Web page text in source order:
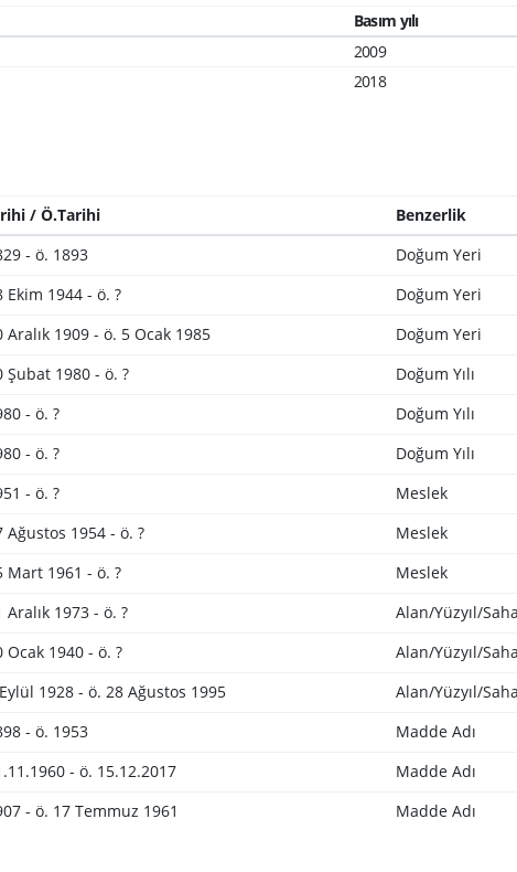
Basım yılı
2009
2018
/ Ö.Tarihi Benzerlik
- ö. 1893 Doğum Yeri
Ekim 1944 - ö. ? Doğum Yeri
Aralık 1909 - ö. 5 Ocak 1985 Doğum Yeri
Şubat 1980 - ö. ? Doğum Yılı
- ö. ? Doğum Yılı
- ö. ? Doğum Yılı
- ö. ? Meslek
Ağustos 1954 - ö. ? Meslek
Mart 1961 - ö. ? Meslek
Aralık 1973 - ö. ? Alan/Yüzyıl/Saha
Ocak 1940 - ö. ? Alan/Yüzyıl/Saha
1928 - ö. 28 Ağustos 1995 Alan/Yüzyıl/Saha
- ö. 1953 Madde Adı
- ö. 15.12.2017 Madde Adı
- ö. 17 Temmuz 1961 Madde Adı